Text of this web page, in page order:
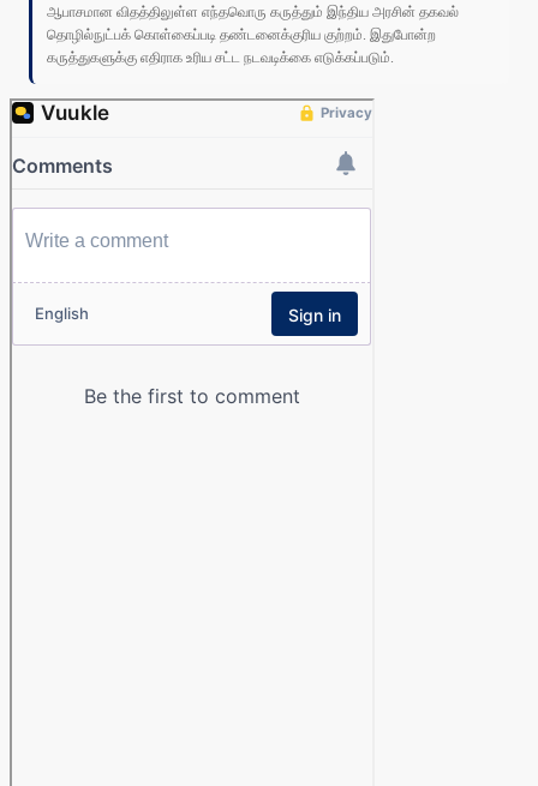
ஆபாசமான விதத்திலுள்ள எந்தவொரு கருத்தும் இந்திய அரசின் தகவல்
தொழில்நுட்பக் கொள்கைப்படி தண்டனைக்குரிய குற்றம். இதுபோன்ற
கருத்துகளுக்கு எதிராக உரிய சட்ட நடவடிக்கை எடுக்கப்படும்.